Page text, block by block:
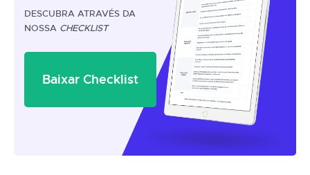
DESCUBRA ATRAVÉS DA
NOSSA CHECKLIST
Baixar Checklist